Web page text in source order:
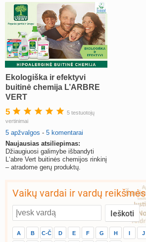
Ekologiška ir efektyvi
buitinė chemija L’ARBRE
VERT
5
5 testuotojų
vertinimai
5 apžvalgos - 5 komentarai
Naujausias atsiliepimas:
Džiaugiuosi galimybe išbandyti
L‘abre Vert buitinės chemijos rinkinį
– atradome gerų produktų.
Vaikų vardai ir vardų reikšmės
A B C-Č D E F G H I J